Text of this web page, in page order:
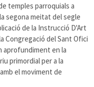
temples parroquials a
segona meitat del segle
de la Instrucció D'Art
Congregació del Sant Ofici
aprofundiment en la
primordial per a la
el moviment de